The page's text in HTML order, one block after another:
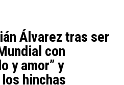
Álvarez tras ser
con
y amor” y
hinchas